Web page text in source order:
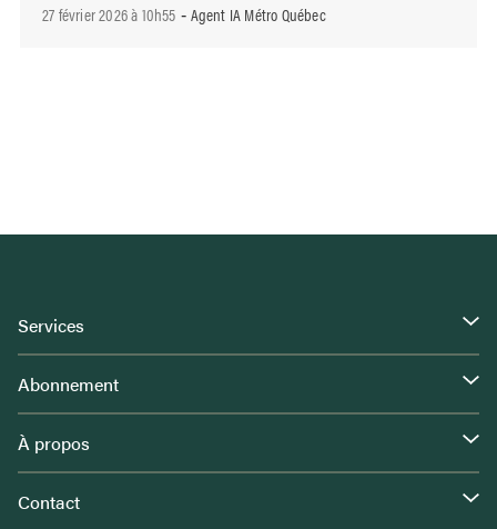
27 février 2026 à 10h55 - Agent IA Métro Québec
Services
Abonnement
À propos
Contact